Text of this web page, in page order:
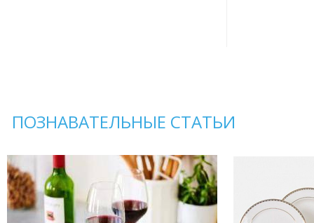
ПОЗНАВАТЕЛЬНЫЕ СТАТЬИ